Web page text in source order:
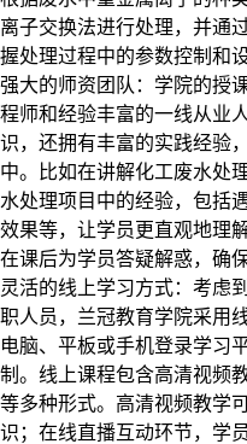
离子交换法进行处理，并通
握处理过程中的参数控制和
强大的师资团队：学院的授
程师和经验丰富的一线从业
识，还拥有丰富的实践经验
中。比如在讲解化工废水处
水处理项目中的经验，包括
效果等，让学员更直观地理
在课后为学员答疑解惑，确
灵活的线上学习方式：考虑
职人员，兰冠教育学院采用
电脑、平板或手机登录学习
制。线上课程包含高清视频
等多种形式。高清视频教学
识；在线直播互动环节，学